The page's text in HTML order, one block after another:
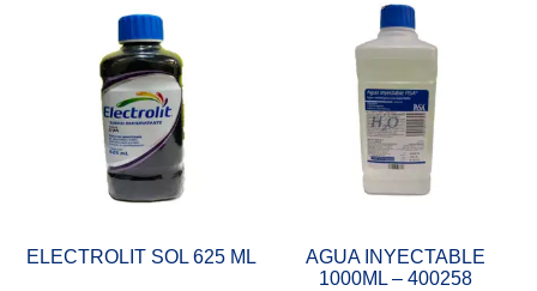
ELECTROLIT SOL 625 ML
AGUA INYECTABLE
1000ML – 400258